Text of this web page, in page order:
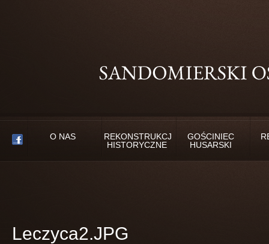
O NAS
REKONSTRUKCJE
HISTORYCZNE
GOŚCINIEC
HUSARSKI
Leczyca2.JPG